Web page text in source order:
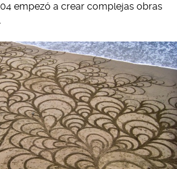
empezó a crear complejas obras